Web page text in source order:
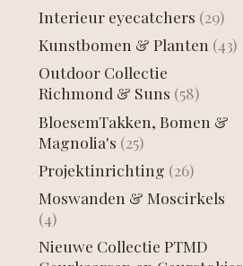
Interieur eyecatchers (29)
Kunstbomen & Planten (43)
Outdoor Collectie
Richmond & Suns (58)
BloesemTakken, Bomen &
Magnolia's (25)
Projektinrichting (26)
Moswanden & Moscirkels
(4)
Nieuwe Collectie PTMD